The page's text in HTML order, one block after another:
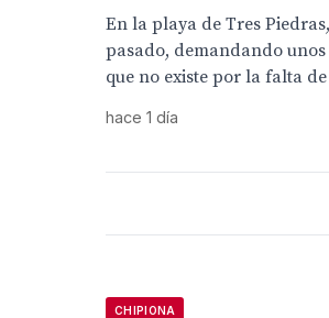
En la playa de Tres
pasado, demandando
que no existe por la falta
hace 1 día
CHIPIONA